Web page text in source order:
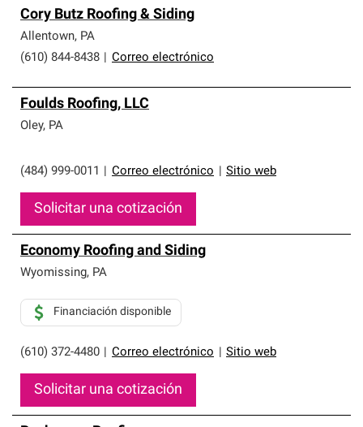
Cory Butz Roofing & Siding
Allentown, PA
(610) 844-8438
Correo electrónico
Foulds Roofing, LLC
Oley, PA
(484) 999-0011 Correo electrónico Sitio web
Solicitar una cotización
Economy Roofing and Siding
Wyomissing, PA
(610) 372-4480 Correo electrónico Sitio web
Financiación disponible
Solicitar una cotización